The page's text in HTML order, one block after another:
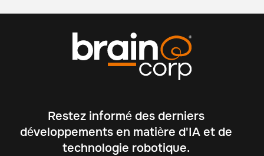
Restez informé des derniers
développements en matière d'IA et de
technologie robotique.